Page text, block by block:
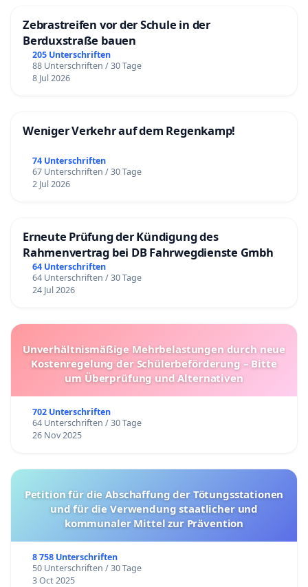
Zebrastreifen vor der Schule in der
Berduxstraße bauen
205 Unterschriften
88 Unterschriften / 30 Tage
8 Jul 2026
Weniger Verkehr auf dem Regenkamp!
74 Unterschriften
67 Unterschriften / 30 Tage
2 Jul 2026
Erneute Prüfung der Kündigung des
Rahmenvertrag bei DB Fahrwegdienste Gmbh
64 Unterschriften
64 Unterschriften / 30 Tage
24 Jul 2026
Unverhältnismäßige Mehrbelastungen durch neue
Kostenregelung der Schülerbeförderung – Bitte
um Überprüfung und Alternativen
702 Unterschriften
64 Unterschriften / 30 Tage
26 Nov 2025
Petition für die Abschaffung der Tötungsstationen
und für die Verwendung staatlicher und
kommunaler Mittel zur Prävention
8 758 Unterschriften
50 Unterschriften / 30 Tage
3 Oct 2025